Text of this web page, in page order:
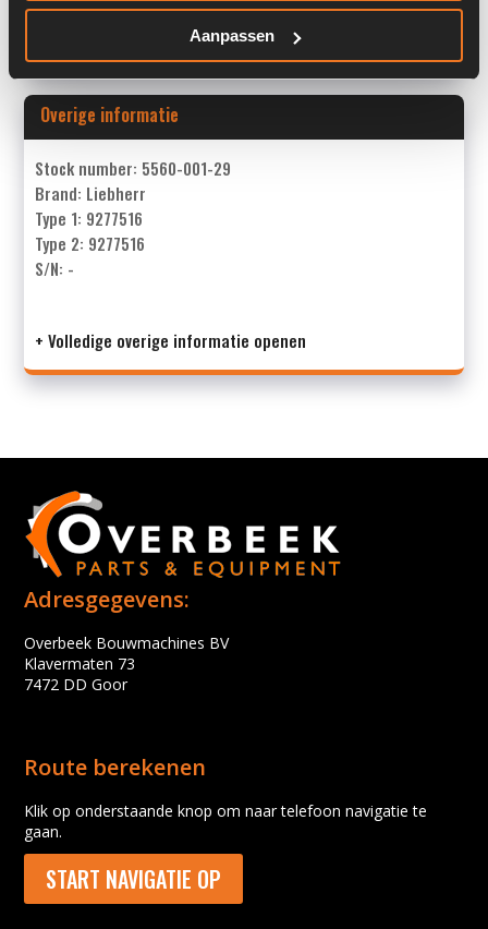
Aanpassen
Overige informatie
Stock number: 5560-001-29
Brand: Liebherr
Type 1: 9277516
Type 2: 9277516
S/N: -
+ Volledige overige informatie openen
Adresgegevens:
Overbeek Bouwmachines BV
Klavermaten 73
7472 DD Goor
Route berekenen
Klik op onderstaande knop om naar telefoon navigatie te
gaan.
START NAVIGATIE OP